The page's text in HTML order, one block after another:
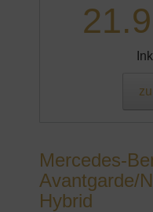
Mercedes-
Avantgarde/
Hybrid